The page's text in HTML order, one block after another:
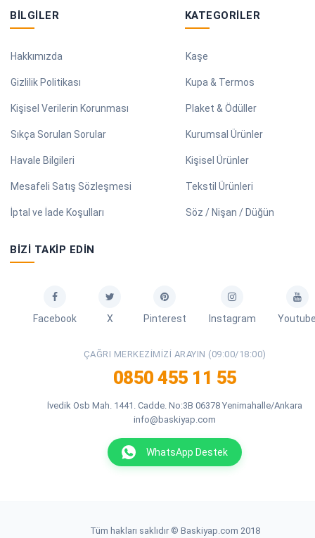
BILGILER
Hakkımızda
Gizlilik Politikası
Kişisel Verilerin Korunması
Sıkça Sorulan Sorular
Havale Bilgileri
Mesafeli Satış Sözleşmesi
İptal ve İade Koşulları
KATEGORILER
Kaşe
Kupa & Termos
Plaket & Ödüller
Kurumsal Ürünler
Kişisel Ürünler
Tekstil Ürünleri
Söz / Nişan / Düğün
BIZI TAKIP EDIN
Facebook X Pinterest Instagram
ÇAĞRI MERKEZIMIZI ARAYIN (09:00/18:00)
0850 455 11 55
İvedik Osb Mah. 1441. Cadde. No:3B 06378 Yenimahalle/Ankara
info@baskiyap.com
WhatsApp Destek
Tüm hakları saklıdır © Baskiyap.com 2018